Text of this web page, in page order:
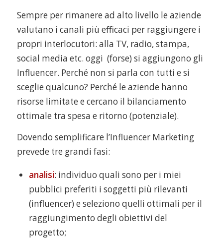
Sempre per rimanere ad alto livello le aziende
valutano i canali più efficaci per raggiungere i
propri interlocutori: alla TV, radio, stampa,
social media etc. oggi (forse) si aggiungono gli
Influencer. Perché non si parla con tutti e si
sceglie qualcuno? Perché le aziende hanno
risorse limitate e cercano il bilanciamento
ottimale tra spesa e ritorno (potenziale).
Dovendo semplificare l’Influencer Marketing
prevede tre grandi fasi:
analisi: individuo quali sono per i miei
pubblici preferiti i soggetti più rilevanti
(influencer) e seleziono quelli ottimali per il
raggiungimento degli obiettivi del
progetto;